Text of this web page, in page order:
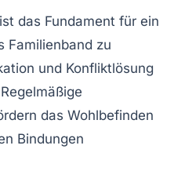
ist das Fundament für ein
Familienband zu
und Konfliktlösung
das Wohlbefinden
Bindungen